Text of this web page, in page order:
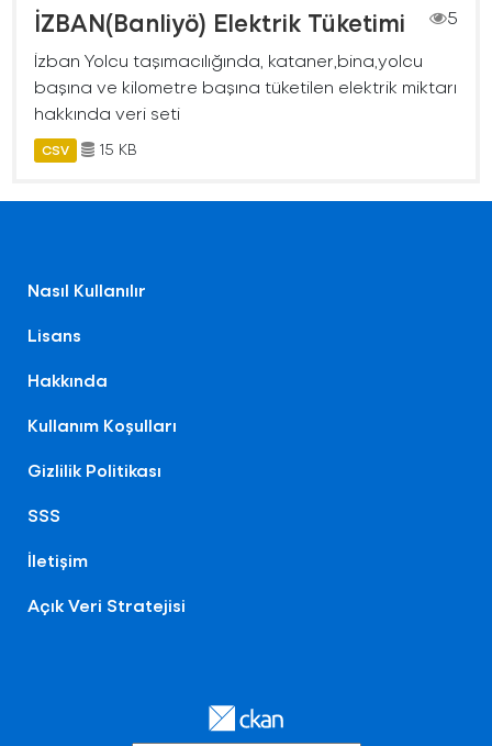
İZBAN(Banliyö) Elektrik Tüketimi
5
İzban Yolcu taşımacılığında, kataner,bina,yolcu
başına ve kilometre başına tüketilen elektrik miktarı
hakkında veri seti
CSV 15 KB
Nasıl Kullanılır
Lisans
Hakkında
Kullanım Koşulları
Gizlilik Politikası
SSS
İletişim
Açık Veri Stratejisi